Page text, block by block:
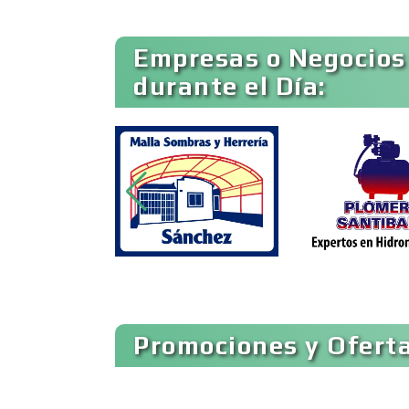
Animadores de Eventos
Artes Gráficas
Artículos de Piel
Artículos Publicitarios
Empresas o
durante el Día:
Promociones y